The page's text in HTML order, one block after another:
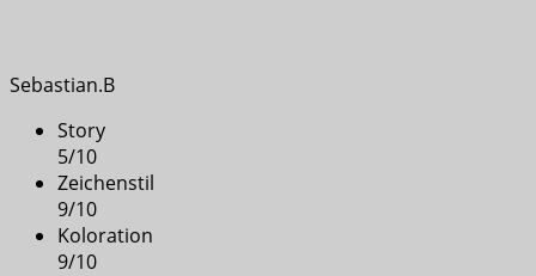
Sebastian.B
Story
5/10
Zeichenstil
9/10
Koloration
9/10